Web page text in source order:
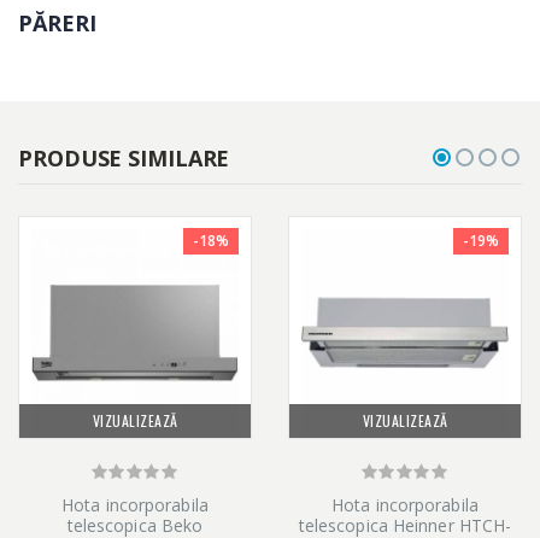
PĂRERI
PRODUSE SIMILARE
VIZUALIZEAZĂ
-18%
Hota incorporabila
telescopica Beko
VIZUALIZEAZĂ
-19%
Hota incorporabila
telescopica Heinner HTCH-